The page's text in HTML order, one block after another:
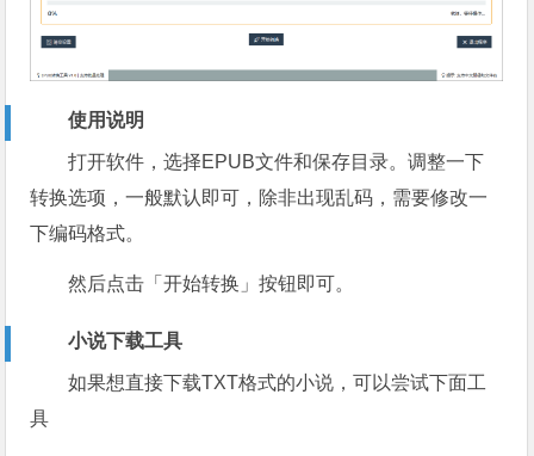
使用说明
打开软件，选择EPUB文件和保存目录。调整一下
转换选项，一般默认即可，除非出现乱码，需要修改一
下编码格式。
然后点击「开始转换」按钮即可。
小说下载工具
如果想直接下载TXT格式的小说，可以尝试下面工
具